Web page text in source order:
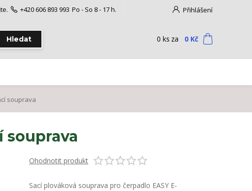
Přihlášení
Hledat
+420 606 893 993 Po - So 8 - 17 h.
0 ks za 0 Kč
souprava
souprava
Ohodnotit produkt
Sací plováková souprava pro čerpadlo EASY E-